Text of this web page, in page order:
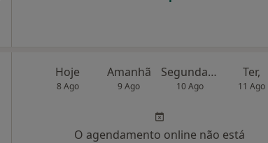
Hoje
8 Ago
Amanhã
9 Ago
Segunda-feira
10 Ago
Ter,
11 Ago
O agendamento online não está